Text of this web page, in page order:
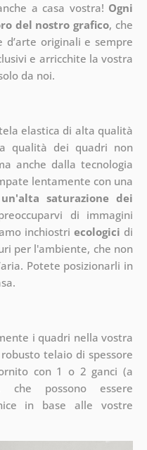
a casa vostra! Ogni
del nostro grafico, che
originali e sempre
e arricchite la vostra
da noi.
elastica di alta qualità
qualità dei quadri non
anche dalla tecnologia
lentamente con una
un'alta saturazione dei
di immagini
inchiostriecologici di
per l'ambiente, che non
Potete posizionarli in
i quadri nella vostra
telaio di spessore
con 1 o 2 ganci (a
che possono essere
in base alle vostre